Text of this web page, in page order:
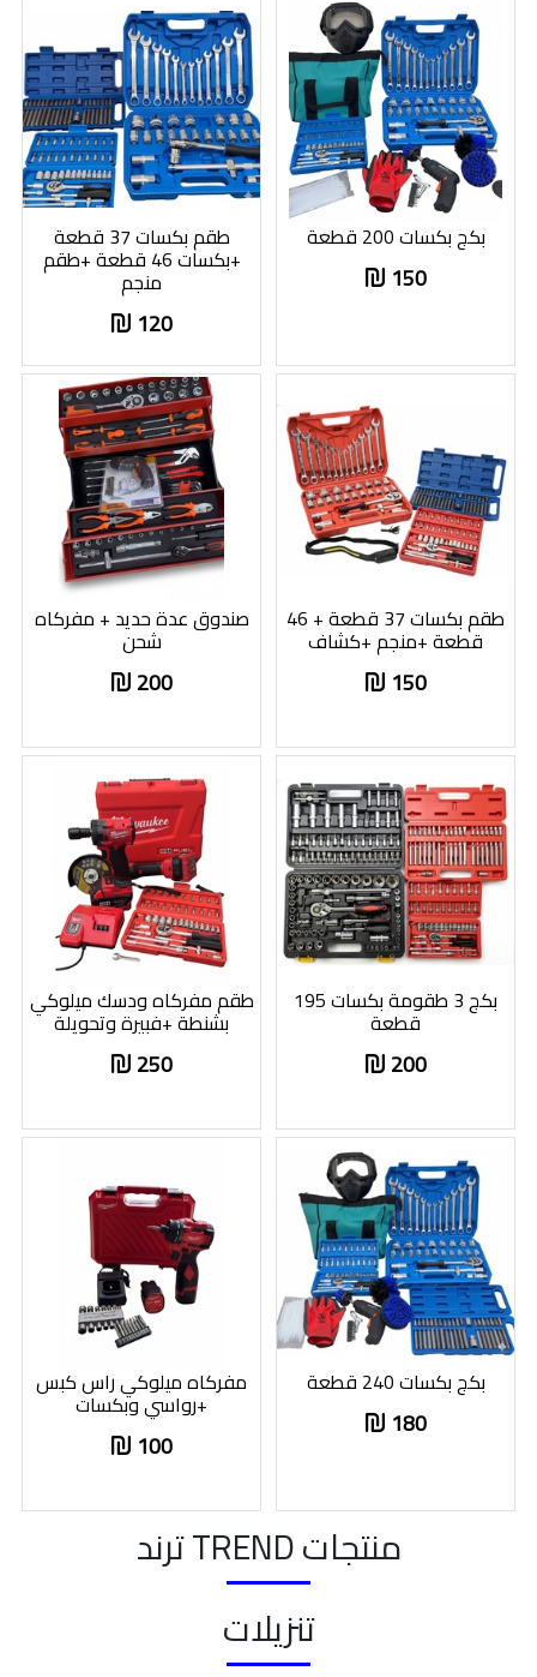
بكج بكسات 200 قطعة
150
طقم بكسات 37 قطعة
+بكسات 46 قطعة +طقم
منجم
120
طقم بكسات 37 قطعة + 46
قطعة +منجم +كشاف
150
صندوق عدة حديد + مفركاه
شحن
200
بكج 3 طقومة بكسات 195
قطعة
200
طقم مفركاه ودسك ميلوكي
بشنطة +فبيرة وتحويلة
250
بكج بكسات 240 قطعة
180
مفركاه ميلوكي راس كبس
+رواسي وبكسات
100
منتجات TREND ترند
تنزيلات